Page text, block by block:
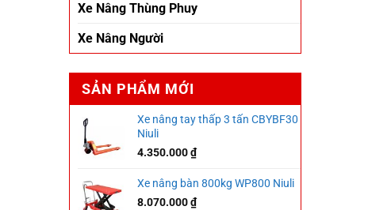
Xe Nâng Thùng Phuy
Xe Nâng Người
SẢN PHẨM MỚI
Xe nâng tay thấp 3 tấn CBYBF30
Niuli
4.350.000₫
Xe nâng bàn 800kg WP800 Niuli
8.070.000₫